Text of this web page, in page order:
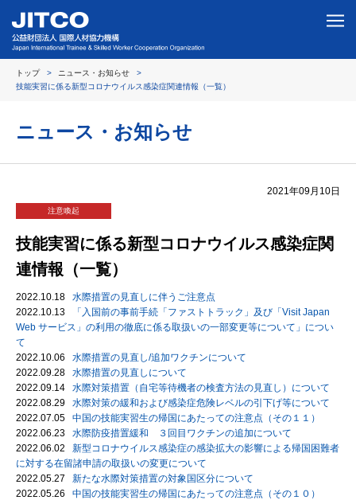
トップ
ニュース・お知らせ
技能実習に係る新型コロナウイルス感染症関連情報（一覧）
ニュース・お知らせ
2021年09月10日
注意喚起
技能実習に係る新型コロナウイルス感染症関
連情報（一覧）
2022.10.18
水際措置の見直しに伴うご注意点
2022.10.13
「入国前の事前手続「ファストトラック」及び「Visit Japan
Web サービス」の利用の徹底に係る取扱いの一部変更等について」につい
て
2022.10.06
水際措置の見直し/追加ワクチンについて
2022.09.28
水際措置の見直しについて
2022.09.14
水際対策措置（自宅等待機者の検査方法の見直し）について
2022.08.29
水際対策の緩和および感染症危険レベルの引下げ等について
2022.07.05
中国の技能実習生の帰国にあたっての注意点（その１１）
2022.06.23
水際防疫措置緩和 ３回目ワクチンの追加について
2022.06.02
新型コロナウイルス感染症の感染拡大の影響による帰国困難者
に対する在留諸申請の取扱いの変更について
2022.05.27
新たな水際対策措置の対象国区分について
2022.05.26
中国の技能実習生の帰国にあたっての注意点（その１０）